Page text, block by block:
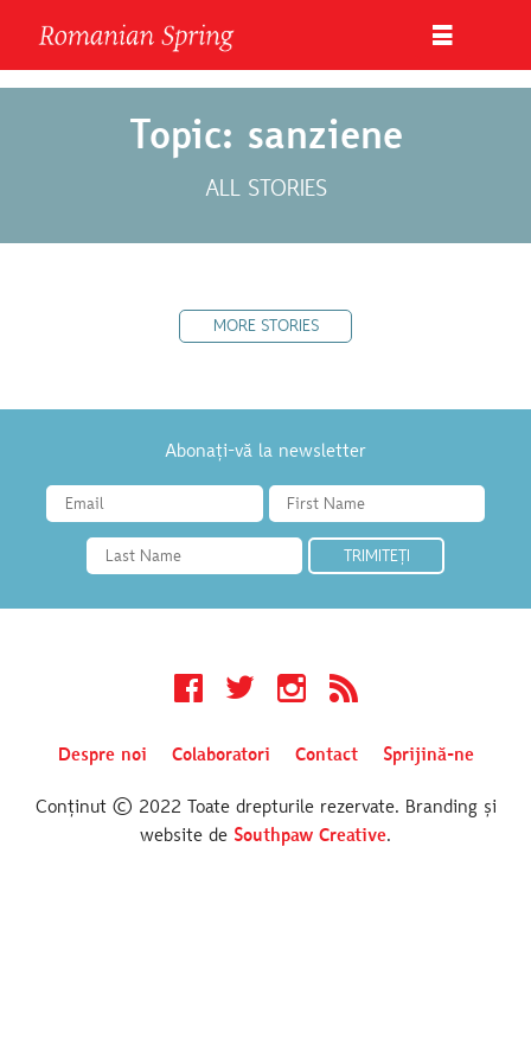
Topic: sanziene
ALL STORIES
MORE STORIES
Abonați-vă la newsletter
Facebook Twitter Instagram RSS
Despre noi Colaboratori Contact Sprijină-ne
Conținut © 2022 Toate drepturile rezervate. Branding și
website de Southpaw Creative.